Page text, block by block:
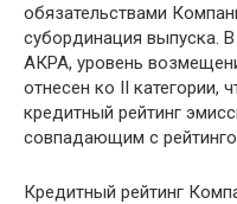
обязательствами
субординация выпуска.
АКРА, уровень
отнесен ко II категории,
кредитный рейтинг
совпадающим с
Кредитный рейтинг